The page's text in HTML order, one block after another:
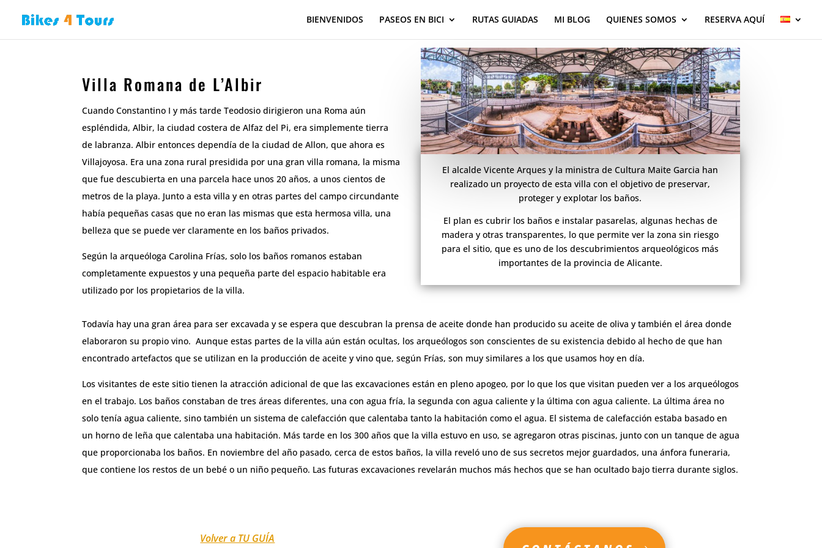
BIENVENIDOS PASEOS EN BICI RUTAS GUIADAS MI BLOG QUIENES SOMOS RESERVA AQUÍ
Villa Romana de L’Albir
Cuando Constantino I y más tarde Teodosio dirigieron una Roma aún
espléndida, Albir, la ciudad costera de Alfaz del Pi, era simplemente tierra
de labranza. Albir entonces dependía de la ciudad de Allon, que ahora es
Villajoyosa. Era una zona rural presidida por una gran villa romana, la misma
que fue descubierta en una parcela hace unos 20 años, a unos cientos de
metros de la playa. Junto a esta villa y en otras partes del campo circundante
había pequeñas casas que no eran las mismas que esta hermosa villa, una
belleza que se puede ver claramente en los baños privados.
Según la arqueóloga Carolina Frías, solo los baños romanos estaban
completamente expuestos y una pequeña parte del espacio habitable era
utilizado por los propietarios de la villa.
El alcalde Vicente Arques y la ministra de Cultura Maite Garcia han
realizado un proyecto de esta villa con el objetivo de preservar,
proteger y explotar los baños.
El plan es cubrir los baños e instalar pasarelas, algunas hechas de
madera y otras transparentes, lo que permite ver la zona sin riesgo
para el sitio, que es uno de los descubrimientos arqueológicos más
importantes de la provincia de Alicante.
Todavía hay una gran área para ser excavada y se espera que descubran la prensa de aceite donde han producido su aceite de oliva y también el área donde
elaboraron su propio vino. Aunque estas partes de la villa aún están ocultas, los arqueólogos son conscientes de su existencia debido al hecho de que han
encontrado artefactos que se utilizan en la producción de aceite y vino que, según Frías, son muy similares a los que usamos hoy en día.
Los visitantes de este sitio tienen la atracción adicional de que las excavaciones están en pleno apogeo, por lo que los que visitan pueden ver a los arqueólogos
en el trabajo. Los baños constaban de tres áreas diferentes, una con agua fría, la segunda con agua caliente y la última con agua caliente. La última área no
solo tenía agua caliente, sino también un sistema de calefacción que calentaba tanto la habitación como el agua. El sistema de calefacción estaba basado en
un horno de leña que calentaba una habitación. Más tarde en los 300 años que la villa estuvo en uso, se agregaron otras piscinas, junto con un tanque de agua
que proporcionaba los baños. En noviembre del año pasado, cerca de estos baños, la villa reveló uno de sus secretos mejor guardados, una ánfora funeraria,
que contiene los restos de un bebé o un niño pequeño. Las futuras excavaciones revelarán muchos más hechos que se han ocultado bajo tierra durante siglos.
Volver a TU GUÍA